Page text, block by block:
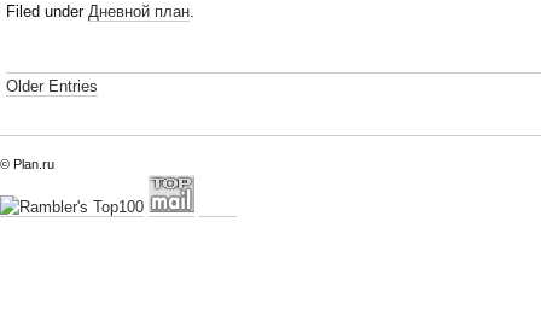
Filed under Дневной план.
Older Entries
© Plan.ru